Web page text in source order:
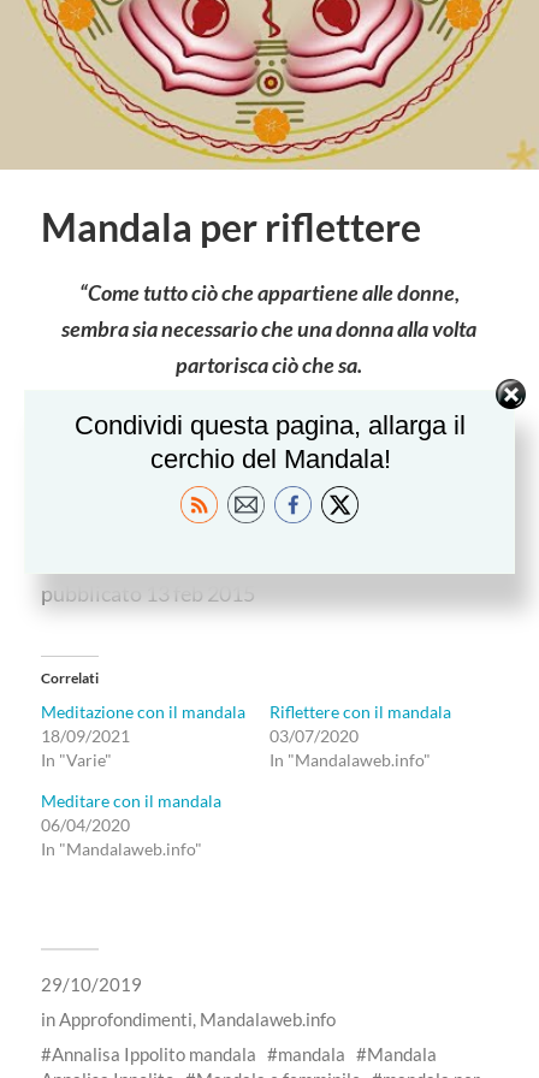
Mandala per riflettere
“Come tutto ciò che appartiene alle donne,
sembra sia necessario che una donna alla volta
partorisca ciò che sa.
coscienze.”
Jean Shinoda Bolen, Passaggio ad Avalo
pubblicato 13 feb 2015
Correlati
Meditazione con il mandala
18/09/2021
In "Varie"
Riflettere con il mandala
03/07/2020
In "Mandalaweb.info"
Meditare con il mandala
06/04/2020
In "Mandalaweb.info"
29/10/2019
inApprofondimenti, Mandalaweb.info
Annalisa Ippolito mandala
mandala
Mandala
Condividi questa pagina, allarga il
cerchio del Mandala!